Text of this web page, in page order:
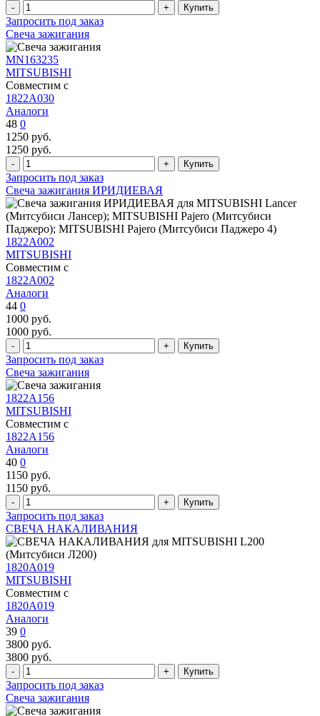
Запросить под заказ
Свеча зажигания
MN163235
MITSUBISHI
Совместим с
1822A030
Аналоги
48 0
1250 руб.
1250 руб.
Запросить под заказ
Свеча зажигания ИРИДИЕВАЯ
1822A002
MITSUBISHI
Совместим с
1822A002
Аналоги
44 0
1000 руб.
1000 руб.
Запросить под заказ
Свеча зажигания
1822A156
MITSUBISHI
Совместим с
1822A156
Аналоги
40 0
1150 руб.
1150 руб.
Запросить под заказ
СВЕЧА НАКАЛИВАНИЯ
1820A019
MITSUBISHI
Совместим с
1820A019
Аналоги
39 0
3800 руб.
3800 руб.
Запросить под заказ
Свеча зажигания